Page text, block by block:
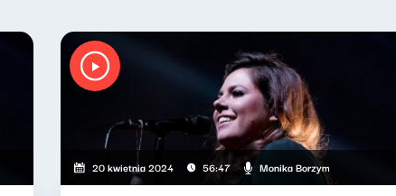
20 kwietnia 2024 56:47 Monika Borzym